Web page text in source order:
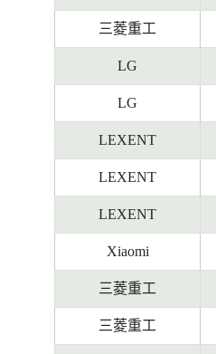
三菱重工
LG
LG
LEXENT
LEXENT
LEXENT
Xiaomi
三菱重工
三菱重工